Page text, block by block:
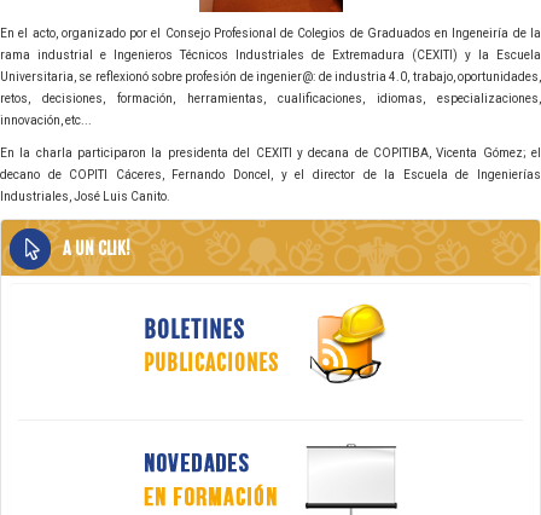
En el acto, organizado por el Consejo Profesional de Colegios de Graduados en Ingeneiría de la
rama industrial e Ingenieros Técnicos Industriales de Extremadura (CEXITI) y la Escuela
Universitaria, se reflexionó sobre profesión de ingenier@: de industria 4.0, trabajo, oportunidades,
retos, decisiones, formación, herramientas, cualificaciones, idiomas, especializaciones,
innovación, etc...
En la charla participaron la presidenta del CEXITI y decana de COPITIBA, Vicenta Gómez; el
decano de COPITI Cáceres, Fernando Doncel, y el director de la Escuela de Ingenierías
Industriales, José Luis Canito.
A UN CLIK!